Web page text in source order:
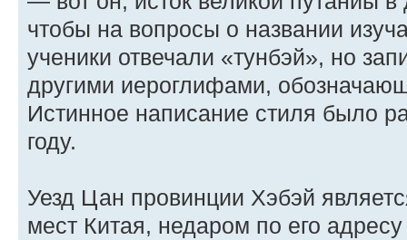
чтобы на вопросы о названии
ученики отвечали «тунбэй», но
другими иероглифами,
Истинное написание стиля было
году.
Уезд Цан провинции Хэбэй
мест Китая, недаром по его